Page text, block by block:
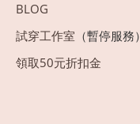
BLOG
試穿工作室 （暫停服務）
領取50元折扣金